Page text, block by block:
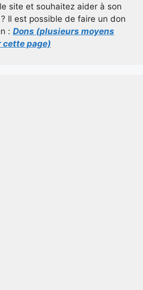
site et souhaitez aider à son
Il est possible de faire un don
: Dons (plusieurs moyens
page)